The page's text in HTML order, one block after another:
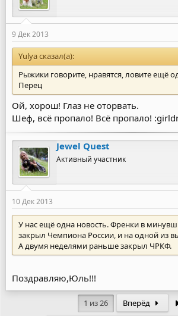
9 Дек 2013
Yulya сказал(а):
Рыжики говорите, нравятся, ловите ещё
Перец
Ой, хорош! Глаз не оторвать.
Шеф, всё пропало! Всё пропало!
Jewel Quest
Активный участник
10 Дек 2013
У нас ещё одна новость. Френки в
закрыл Чемпиона России, и на одной из
А двумя неделями раньше закрыл ЧРКФ.
Поздравляю,Юль!!!
1 из 26 Вперёд